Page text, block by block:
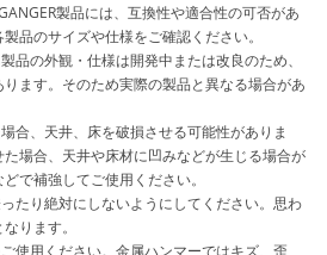
製品には、互換性や適合性の可否があ
品のサイズや仕様をご確認ください。
品の外観・仕様は開発中または改良のため、
ます。そのため実際の製品と異なる場合があ
合、天井、床を破損させる可能性がありま
場合、天井や床材に凹みなどが生じる場合が
で補強してご使用ください。
たり絶対にしないようにしてください。思わ
ります。
使用ください。金属ハンマーではキズ、歪